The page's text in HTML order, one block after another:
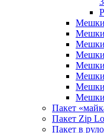
Мешки
Мешки
Мешки
Мешки
Мешки
Мешки
Пакет
Пакет Zip
Пакет в